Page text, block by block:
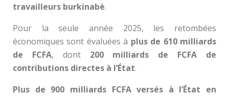
travailleurs burkinabè.
Pour la seule année 2025, les retombées
économiques sont évaluées à plus de 610 milliards
de FCFA, dont 200 milliards de FCFA de
contributions directes à l’État.
Plus de 900 milliards FCFA versés à l’État en